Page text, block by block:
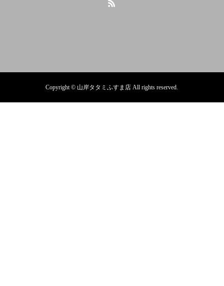
Copyright © 山岸タタミふすま店 All rights reserved.